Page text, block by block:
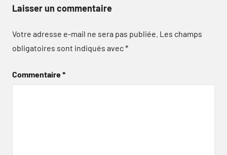
Laisser un commentaire
Votre adresse e-mail ne sera pas publiée. Les champs
obligatoires sont indiqués avec*
Commentaire*